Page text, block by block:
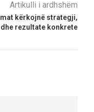
Artikulli i ardhshëm
kërkojnë strategji,
rezultate konkrete